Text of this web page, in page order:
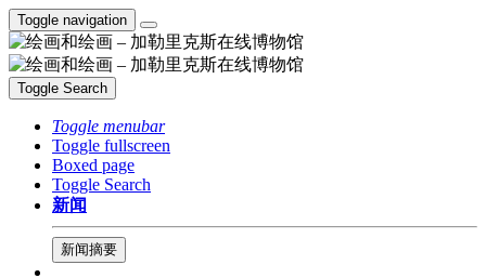
Toggle navigation
Toggle Search
Toggle menubar
Toggle fullscreen
Boxed page
Toggle Search
新闻
新闻摘要